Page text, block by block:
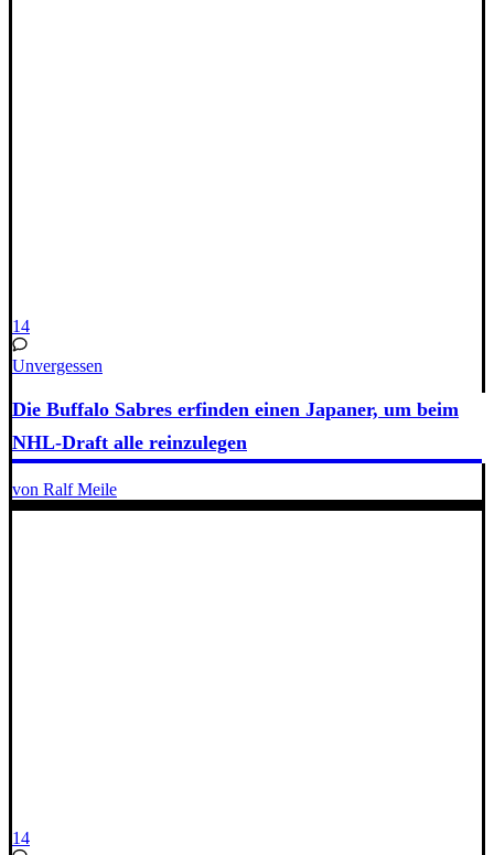
14
Unvergessen
Die Buffalo Sabres erfinden einen Japaner, um beim
NHL-Draft alle reinzulegen
von Ralf Meile
14